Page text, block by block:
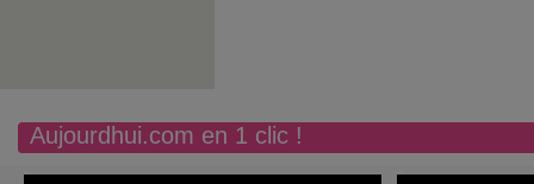
Aujourdhui.com en 1 clic !